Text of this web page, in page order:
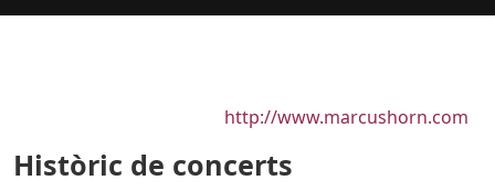
URL
http://www.marcushorn.com
Històric de concerts